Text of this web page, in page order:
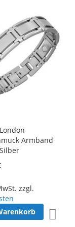
hinzufügen
Armband
zzgl.